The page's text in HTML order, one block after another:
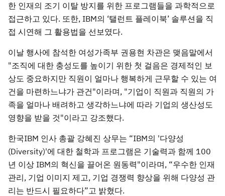
한 인재의 조기 이탈 방지를 위한 프로그램들을 과학적으로
접근하고 있다. 또한, IBM의 ‘탤런트 플레이북’ 솔루션을 직
접 시연해 그 활용법을 선보였다.
이날 행사에 참석한 여성가족부 권용현 차관은 맺음말에서
"조직에 대한 충성도를 높이기 위한 첫 걸음은 경제적인 보
상도 중요하지만 직원이 얼마나 행복하게 근무할 수 있는 여
건을 마련하느냐가 관건"이라며, "기업이 직원과 직원의 가
족을 얼마나 배려하고 생각하느냐에 따라 기업의 생산성도
영향을 받을 것"이라고 강조했다.
한국IBM 인사 총괄 강혜진 상무는 “IBM의 '다양성
(Diversity)'에 대한 철학과 프로그램은 기술력과 함께 100
년 이상 IBM의 혁신을 끌어온 원동력"이라며, “우수한 인재
관리, 기업 이미지 제고, 기업 경쟁력 향상을 위해 다양성 관
리는 반드시 필요하다”고 밝혔다.